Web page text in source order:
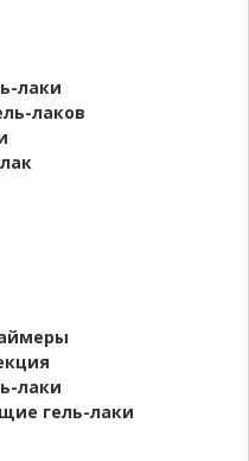
лаки
лаков
лаки
гель-лаки